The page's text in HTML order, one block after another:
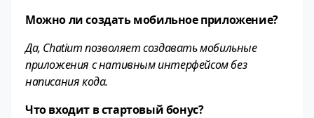
Можно ли создать мобильное приложение?
Да, Chatium позволяет создавать мобильные
приложения с нативным интерфейсом без
написания кода.
Что входит в стартовый бонус?